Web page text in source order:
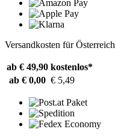
Versandkosten für Österreich
ab € 49,90 kostenlos*
ab € 0,00 € 5,49